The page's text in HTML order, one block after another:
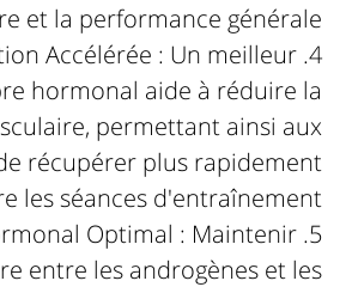
et la performance générale.
Accélérée : Un meilleur
hormonal aide à réduire la
permettant ainsi aux
récupérer plus rapidement
les séances d'entraînement.
Optimal : Maintenir
entre les androgènes et les